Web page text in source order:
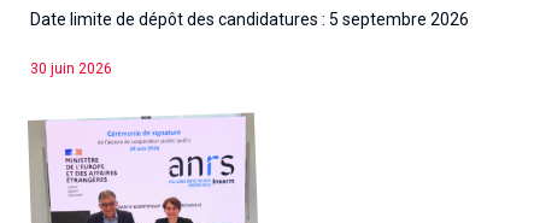
Date limite de dépôt des candidatures : 5 septembre 2026
30 juin 2026